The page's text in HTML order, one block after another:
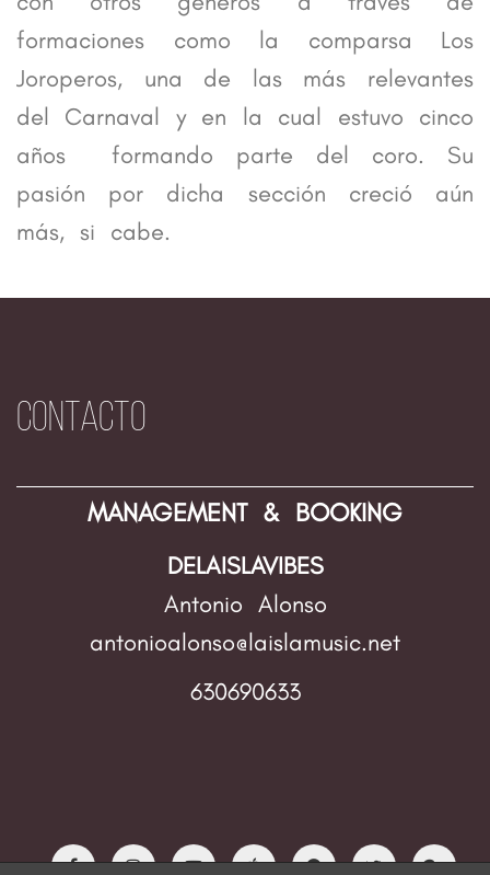
formaciones como la comparsa Los
Joroperos, una de las más relevantes
del Carnaval y en la cual estuvo cinco
años formando parte del coro. Su
pasión por dicha sección creció aún
más, si cabe.
CONTACTO
MANAGEMENT & BOOKING
DELAISLAVIBES
Antonio Alonso
antonioalonso@laislamusic.net
630690633